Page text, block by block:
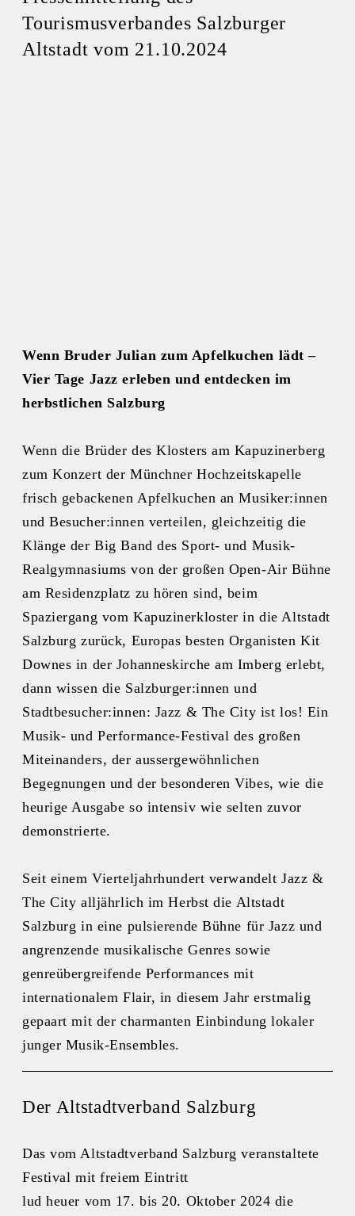
Tourismusverbandes Salzburger
Altstadt vom 21.10.2024
Wenn Bruder Julian zum Apfelkuchen lädt –
Vier Tage Jazz erleben und entdecken im
herbstlichen Salzburg
Wenn die Brüder des Klosters am Kapuzinerberg
zum Konzert der Münchner Hochzeitskapelle
frisch gebackenen Apfelkuchen an Musiker:innen
und Besucher:innen verteilen, gleichzeitig die
Klänge der Big Band des Sport- und Musik-
Realgymnasiums von der großen Open-Air Bühne
am Residenzplatz zu hören sind, beim
Spaziergang vom Kapuzinerkloster in die Altstadt
Salzburg zurück, Europas besten Organisten Kit
Downes in der Johanneskirche am Imberg erlebt,
dann wissen die Salzburger:innen und
Stadtbesucher:innen: Jazz & The City ist los! Ein
Musik- und Performance-Festival des großen
Miteinanders, der aussergewöhnlichen
Begegnungen und der besonderen Vibes, wie die
heurige Ausgabe so intensiv wie selten zuvor
demonstrierte.
Seit einem Vierteljahrhundert verwandelt Jazz &
The City alljährlich im Herbst die Altstadt
Salzburg in eine pulsierende Bühne für Jazz und
angrenzende musikalische Genres sowie
genreübergreifende Performances mit
internationalem Flair, in diesem Jahr erstmalig
gepaart mit der charmanten Einbindung lokaler
junger Musik-Ensembles.
Der Altstadtverband Salzburg
Das vom Altstadtverband Salzburg veranstaltete
Festival mit freiem Eintritt
lud heuer vom 17. bis 20. Oktober 2024 die